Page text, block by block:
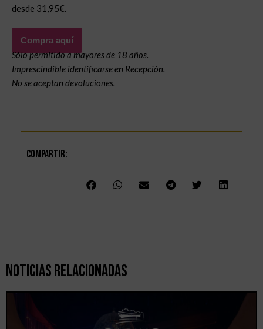
desde 31,95€.
Compra aquí
Sólo permitido a mayores de 18 años.
Imprescindible identificarse en Recepción.
No se aceptan devoluciones.
Compartir:
Noticias Relacionadas